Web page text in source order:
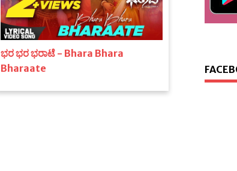
ಭರ ಭರ ಭರಾಟೆ - Bhara Bhara
Bharaate